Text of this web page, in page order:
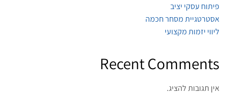
פיתוח עסקי יציב
אסטרטגיית מסחר חכמה
ליווי יזמות מקצועי
Recent Comments
אין תגובות להציג.